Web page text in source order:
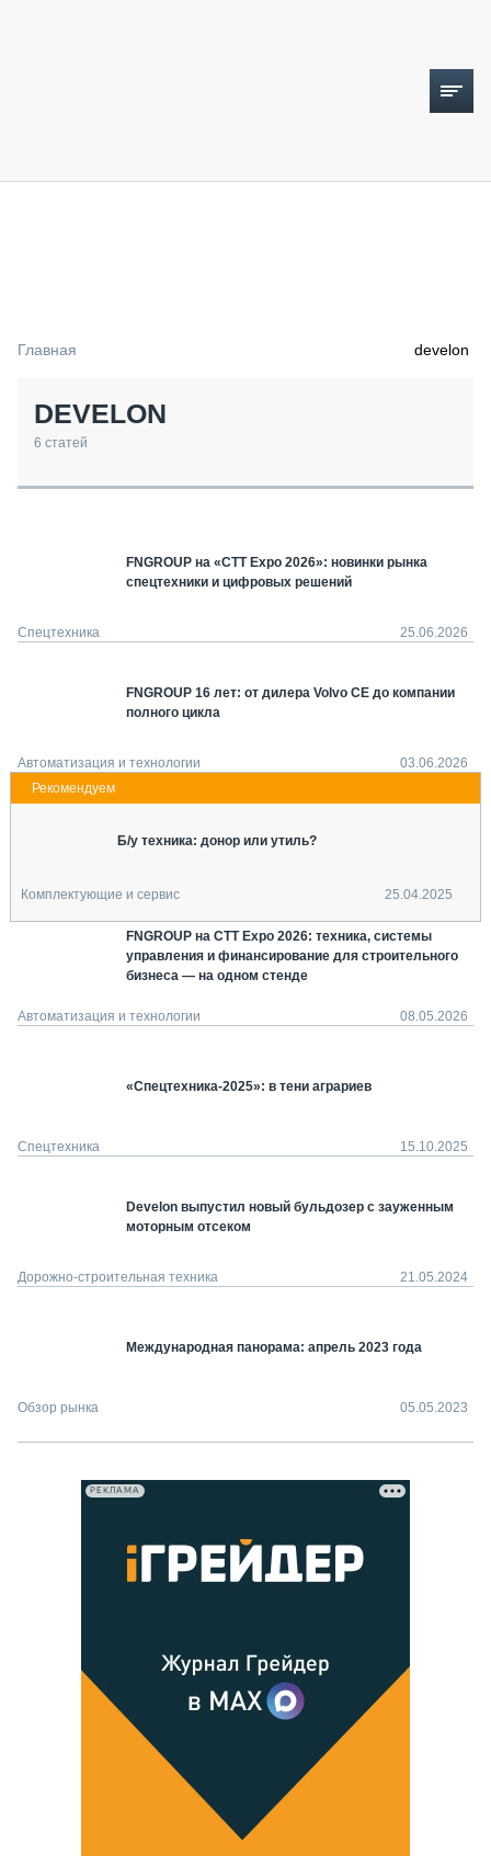
ТЕХНИКА КРУПНЫМ ПЛАНОМ
МЕРОПРИЯТИЯ
О ПРОЕКТЕ
Главная develon
DEVELON
6 статей
FNGROUP на «СТТ Expo 2026»: новинки рынка
спецтехники и цифровых решений
Спецтехника 25.06.2026
FNGROUP 16 лет: от дилера Volvo CE до компании
полного цикла
Автоматизация и технологии 03.06.2026
Б/у техника: донор или утиль?
Комплектующие и сервис 25.04.2025
FNGROUP на CTT Expo 2026: техника, системы
управления и финансирование для строительного
бизнеса — на одном стенде
Автоматизация и технологии 08.05.2026
«Спецтехника-2025»: в тени аграриев
Спецтехника 15.10.2025
Develon выпустил новый бульдозер с зауженным
моторным отсеком
Дорожно-строительная техника 21.05.2024
Международная панорама: апрель 2023 года
Обзор рынка 05.05.2023
РЕКЛАМА